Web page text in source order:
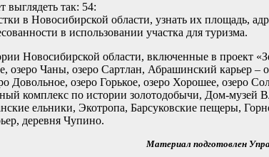
выглядеть так: 54:
в Новосибирской области, узнать их площадь,
в использовании участка для туризма.
Новосибирской области, включенные в проект
озеро Чаны, озеро Сартлан, Абрашинский карьер –
Довольное, озеро Горькое, озеро Хорошее, озеро
комплекс по истории золотодобычи, Дом-музей
ельники, Экотропа, Барсуковские пещеры,
деревня Чупино.
Материал подготовлен